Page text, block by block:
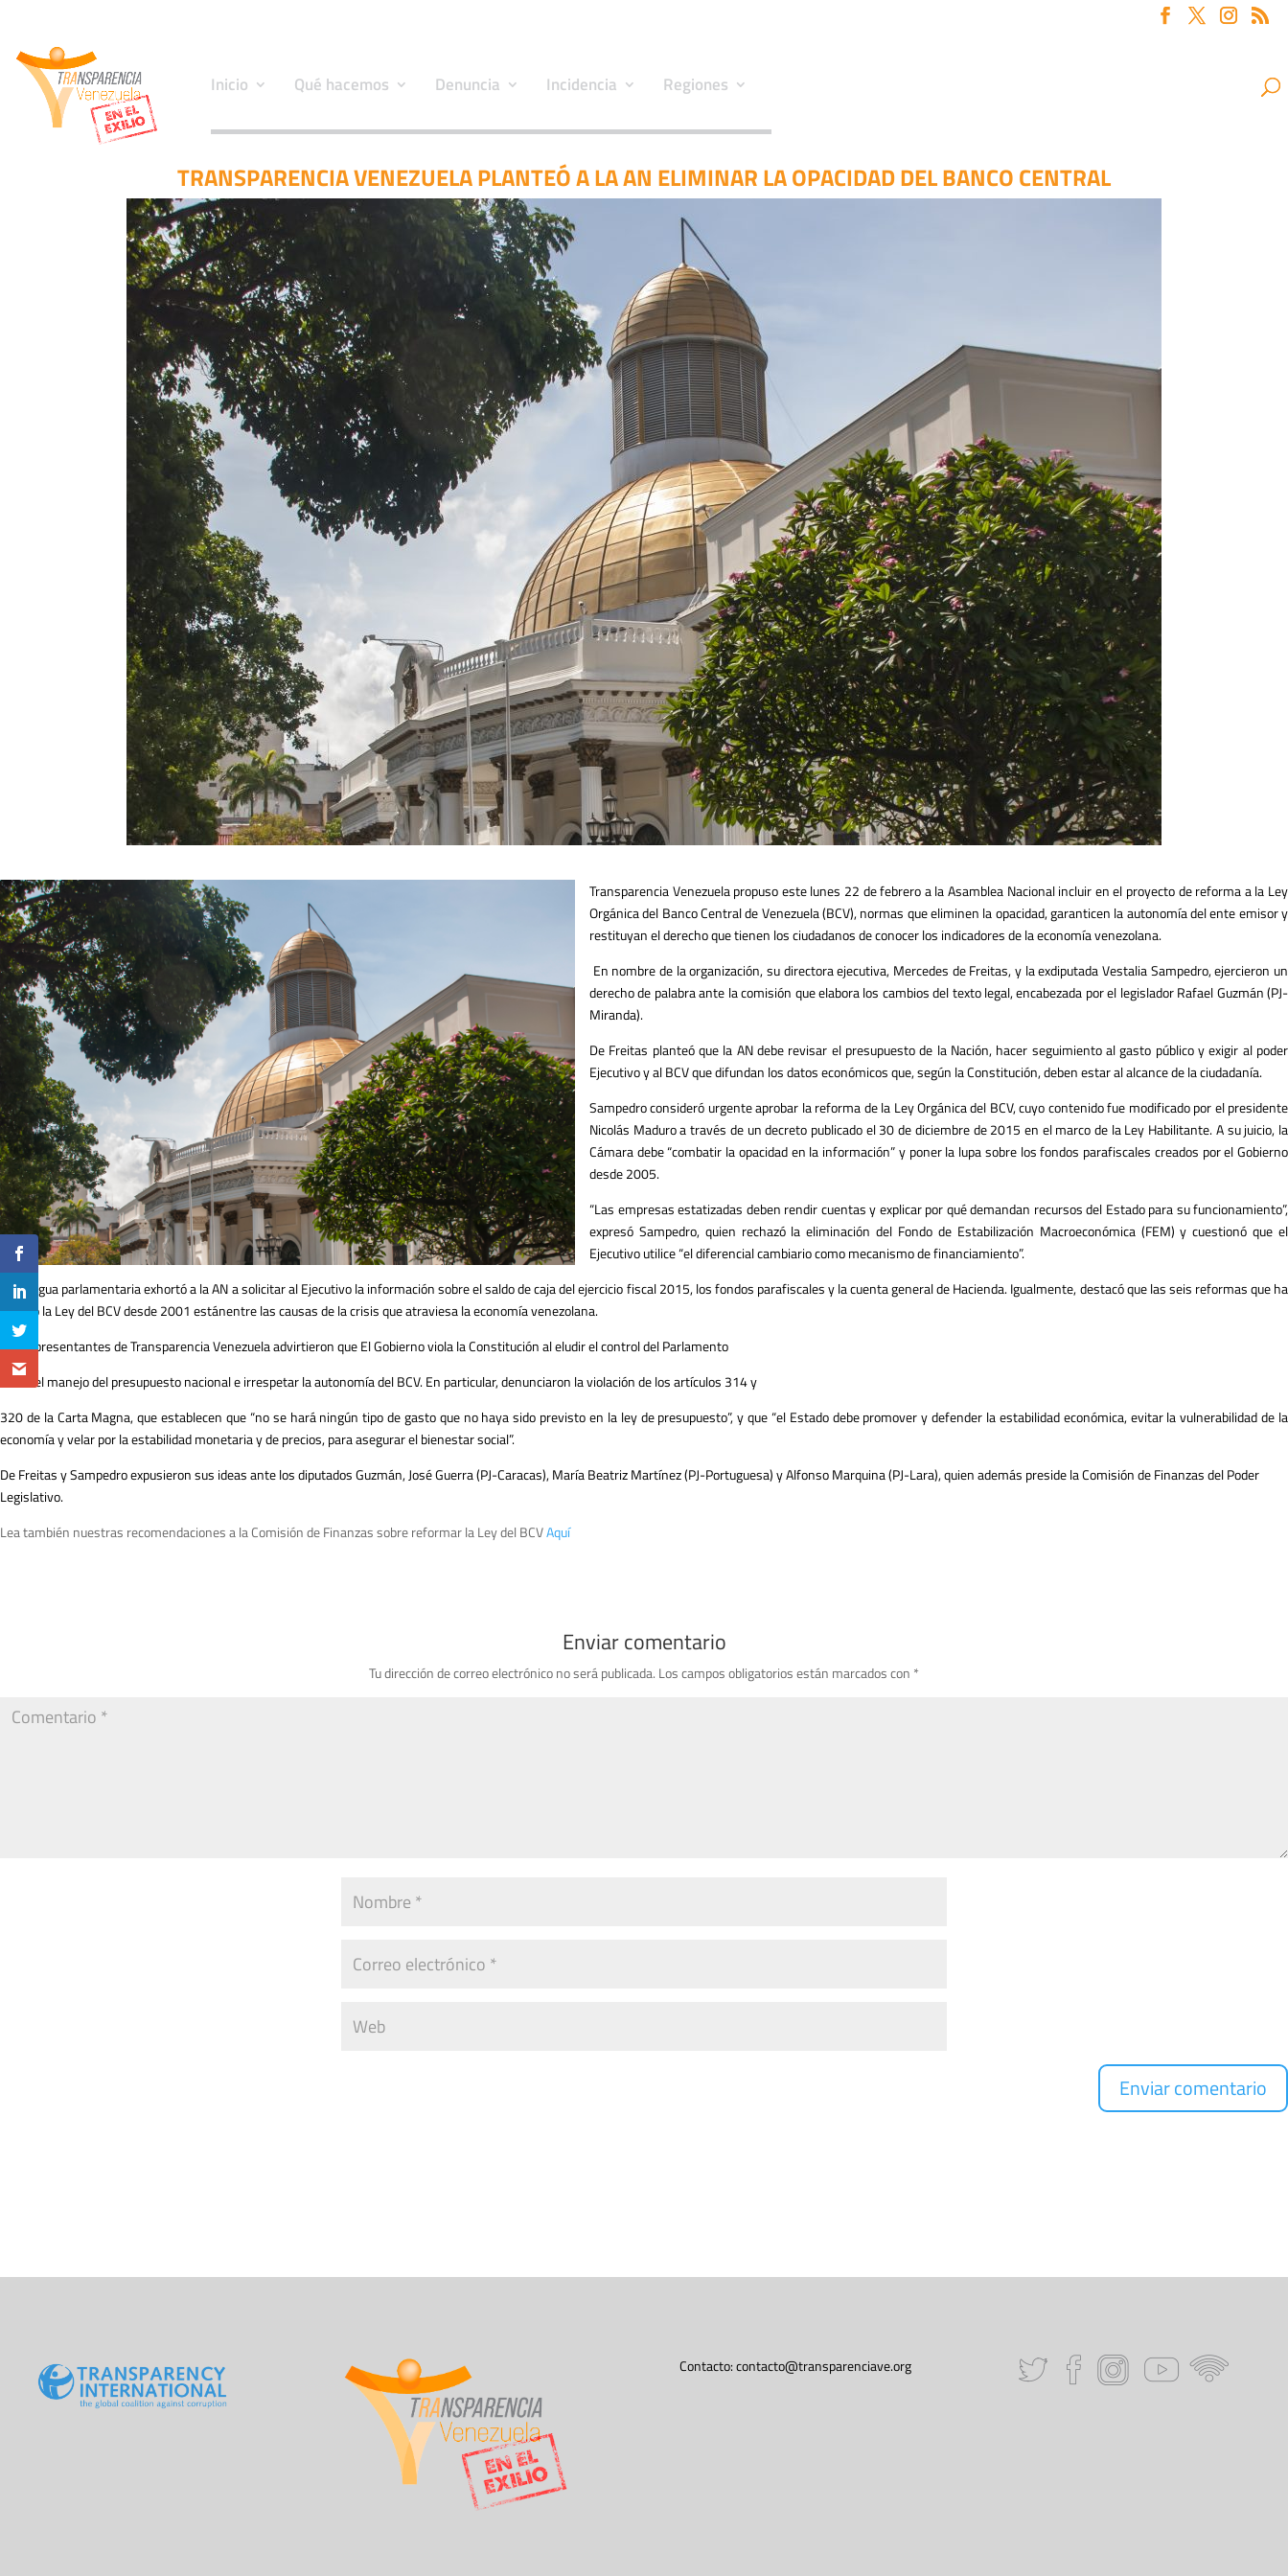
Inicio Qué hacemos Denuncia Incidencia Regiones
TRANSPARENCIA VENEZUELA PLANTEÓ A LA AN ELIMINAR LA OPACIDAD DEL BANCO CENTRAL
Transparencia Venezuela propuso este lunes 22 de febrero a la Asamblea Nacional incluir en el proyecto de reforma a la Ley
Orgánica del Banco Central de Venezuela (BCV), normas que eliminen la opacidad, garanticen la autonomía del ente emisor y
restituyan el derecho que tienen los ciudadanos de conocer los indicadores de la economía venezolana.
En nombre de la organización, su directora ejecutiva, Mercedes de Freitas, y la exdiputada Vestalia Sampedro, ejercieron un
derecho de palabra ante la comisión que elabora los cambios del texto legal, encabezada por el legislador Rafael Guzmán (PJ-
Miranda).
De Freitas planteó que la AN debe revisar el presupuesto de la Nación, hacer seguimiento al gasto público y exigir al poder
Ejecutivo y al BCV que difundan los datos económicos que, según la Constitución, deben estar al alcance de la ciudadanía.
Sampedro consideró urgente aprobar la reforma de la Ley Orgánica del BCV, cuyo contenido fue modificado por el presidente
Nicolás Maduro a través de un decreto publicado el 30 de diciembre de 2015 en el marco de la Ley Habilitante. A su juicio, la
Cámara debe “combatir la opacidad en la información” y poner la lupa sobre los fondos parafiscales creados por el Gobierno
desde 2005.
“Las empresas estatizadas deben rendir cuentas y explicar por qué demandan recursos del Estado para su funcionamiento”,
expresó Sampedro, quien rechazó la eliminación del Fondo de Estabilización Macroeconómica (FEM) y cuestionó que el
Ejecutivo utilice “el diferencial cambiario como mecanismo de financiamiento”.
La antigua parlamentaria exhortó a la AN a solicitar al Ejecutivo la información sobre el saldo de caja del ejercicio fiscal 2015, los fondos parafiscales y la cuenta general de Hacienda. Igualmente, destacó que las seis reformas que ha
sufrido la Ley del BCV desde 2001 estánentre las causas de la crisis que atraviesa la economía venezolana.
Las representantes de Transparencia Venezuela advirtieron que El Gobierno viola la Constitución al eludir el control del Parlamento
sobre el manejo del presupuesto nacional e irrespetar la autonomía del BCV. En particular, denunciaron la violación de los artículos 314 y
320 de la Carta Magna, que establecen que “no se hará ningún tipo de gasto que no haya sido previsto en la ley de presupuesto”, y que “el Estado debe promover y defender la estabilidad económica, evitar la vulnerabilidad de la
economía y velar por la estabilidad monetaria y de precios, para asegurar el bienestar social”.
De Freitas y Sampedro expusieron sus ideas ante los diputados Guzmán, José Guerra (PJ-Caracas), María Beatriz Martínez (PJ-Portuguesa) y Alfonso Marquina (PJ-Lara), quien además preside la Comisión de Finanzas del Poder
Legislativo.
Lea también nuestras recomendaciones a la Comisión de Finanzas sobre reformar la Ley del BCVAquí
Enviar comentario
Tu dirección de correo electrónico no será publicada. Los campos obligatorios están marcados con *
Contacto:contacto@transparenciave.org